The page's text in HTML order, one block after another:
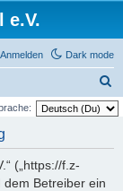
e.V.
Dark mode
Anmelden
u
(„https://f.z-
dem Betreiber ein